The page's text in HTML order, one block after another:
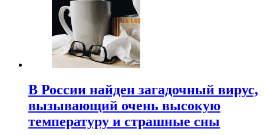
В России найден загадочный вирус,
вызывающий очень высокую
температуру и страшные сны